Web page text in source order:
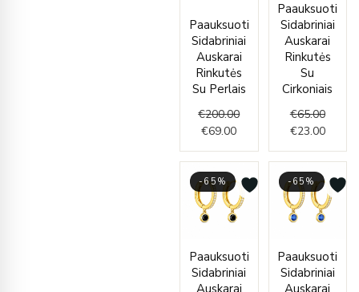
Paauksuoti
Sidabriniai
Auskarai
Rinkutės
Su Perlais
€200.00
was:
€200.00.
€69.00
is:
€69.00.
Paauksuoti
Sidabriniai
Auskarai
Rinkutės
Su
Cirkoniais
€65.00
price
was:
€23.00
price
is:
-65%
Paauksuoti
Sidabriniai
price
was:
price
is:
-65%
Paauksuoti
Sidabriniai
price
was:
price
is: